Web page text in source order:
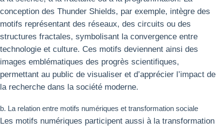
conception des Thunder Shields, par exemple, intègre des
motifs représentant des réseaux, des circuits ou des
structures fractales, symbolisant la convergence entre
technologie et culture. Ces motifs deviennent ainsi des
images emblématiques des progrès scientifiques,
permettant au public de visualiser et d’apprécier l’impact de
la recherche dans la société moderne.
b. La relation entre motifs numériques et transformation sociale
Les motifs numériques participent aussi à la transformation